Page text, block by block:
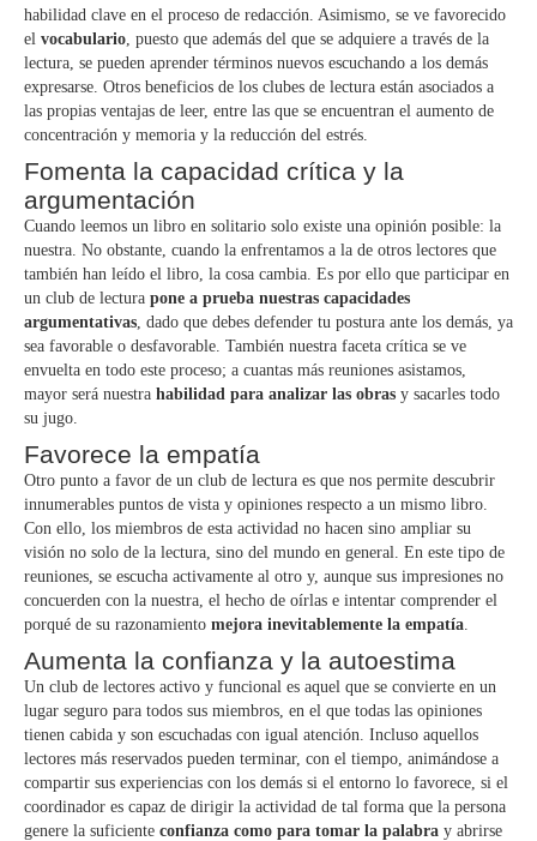
habilidad clave en el proceso de redacción. Asimismo, se ve favorecido
el vocabulario, puesto que además del que se adquiere a través de la
lectura, se pueden aprender términos nuevos escuchando a los demás
expresarse. Otros beneficios de los clubes de lectura están asociados a
las propias ventajas de leer, entre las que se encuentran el aumento de
concentración y memoria y la reducción del estrés.
Fomenta la capacidad crítica y la
argumentación
Cuando leemos un libro en solitario solo existe una opinión posible: la
nuestra. No obstante, cuando la enfrentamos a la de otros lectores que
también han leído el libro, la cosa cambia. Es por ello que participar en
un club de lectura pone a prueba nuestras capacidades
argumentativas, dado que debes defender tu postura ante los demás, ya
sea favorable o desfavorable. También nuestra faceta crítica se ve
envuelta en todo este proceso; a cuantas más reuniones asistamos,
mayor será nuestra habilidad para analizar las obras y sacarles todo
su jugo.
Favorece la empatía
Otro punto a favor de un club de lectura es que nos permite descubrir
innumerables puntos de vista y opiniones respecto a un mismo libro.
Con ello, los miembros de esta actividad no hacen sino ampliar su
visión no solo de la lectura, sino del mundo en general. En este tipo de
reuniones, se escucha activamente al otro y, aunque sus impresiones no
concuerden con la nuestra, el hecho de oírlas e intentar comprender el
porqué de su razonamiento mejora inevitablemente la empatía.
Aumenta la confianza y la autoestima
Un club de lectores activo y funcional es aquel que se convierte en un
lugar seguro para todos sus miembros, en el que todas las opiniones
tienen cabida y son escuchadas con igual atención. Incluso aquellos
lectores más reservados pueden terminar, con el tiempo, animándose a
compartir sus experiencias con los demás si el entorno lo favorece, si el
coordinador es capaz de dirigir la actividad de tal forma que la persona
genere la suficiente confianza como para tomar la palabra y abrirse